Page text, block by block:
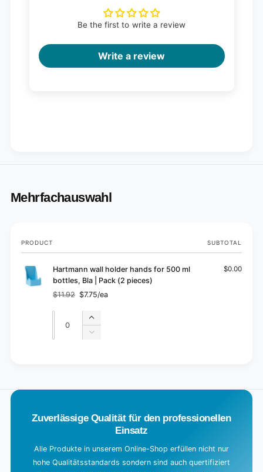
Be the first to write a review
Write a review
Mehrfachauswahl
Your
cart
PRODUCT SUBTOTAL
Hartmann wall holder hands for 500 ml
bottles, Bla | Pack (2 pieces)
Regular
price
$11.92
Sale
price
$7.75/ea
$0.00
Quantity
Increase
quantity
Decrease
a
Zuverlässige Qualität für den professionellen
Einsatz
Alle Produkte in unserem Online-Shop erfüllen nicht nur
hohe Qualitätsstandards sondern sind auch quertifiziert